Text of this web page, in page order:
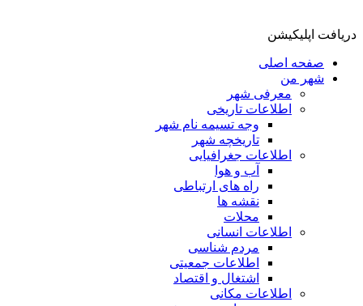
دریافت اپلیکیشن
صفحه اصلی
شهر من
معرفی شهر
اطلاعات تاریخی
وجه تسیمه نام شهر
تاریخچه شهر
اطلاعات جغرافیایی
آب و هوا
راه های ارتباطی
نقشه ها
محلات
اطلاعات انسانی
مردم شناسی
اطلاعات جمعیتی
اشتغال و اقتصاد
اطلاعات مکانی